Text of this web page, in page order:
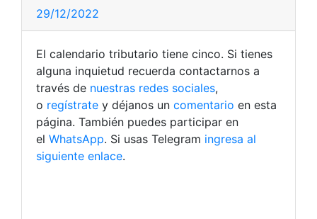
29/12/2022
El calendario tributario tiene cinco. Si tienes
alguna inquietud recuerda contactarnos a
través de nuestras redes sociales,
o regístrate y déjanos un comentario en esta
página. También puedes participar en
el WhatsApp. Si usas Telegram ingresa al
siguiente enlace.